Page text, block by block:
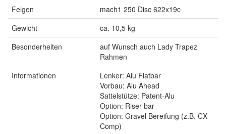
Felgen
mach1 250 Disc 622x19c
Gewicht
ca. 10,5 kg
Besonderheiten
auf Wunsch auch Lady Trapez
Rahmen
Informationen
Lenker: Alu Flatbar
Vorbau: Alu Ahead
Sattelstütze: Patent-Alu
Option: Riser bar
Option: Gravel Bereifung (z.B. CX
Comp)